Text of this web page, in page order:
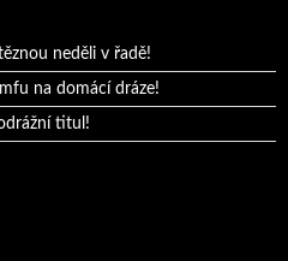
na domácí dráze!
titul!